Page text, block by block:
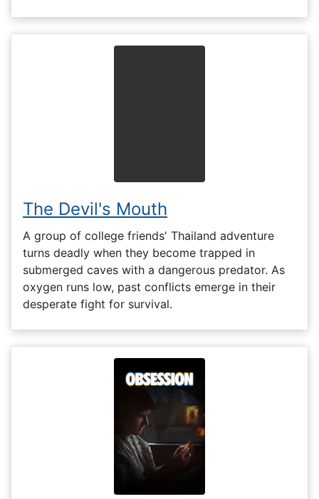
The Devil's Mouth
A group of college friends' Thailand adventure
turns deadly when they become trapped in
submerged caves with a dangerous predator. As
oxygen runs low, past conflicts emerge in their
desperate fight for survival.